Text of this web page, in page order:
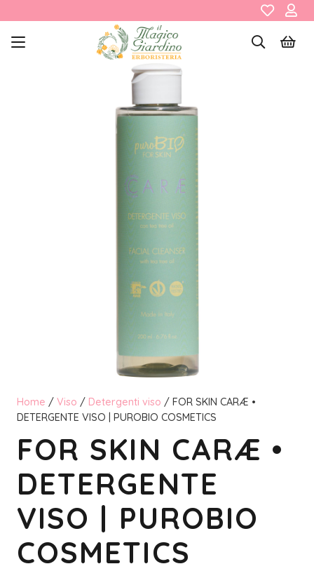
Home / Viso / Detergenti viso / FOR SKIN CARÆ •
DETERGENTE VISO | PUROBIO COSMETICS
FOR SKIN CARÆ •
DETERGENTE
VISO | PUROBIO
COSMETICS